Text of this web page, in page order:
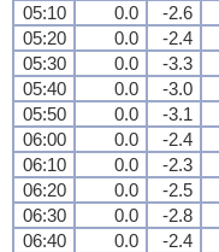
05:10
0.0 -2.6
05:20
0.0 -2.4
05:30
0.0 -3.3
05:40
0.0 -3.0
05:50
0.0 -3.1
06:00
0.0 -2.4
06:10
0.0 -2.3
06:20
0.0 -2.5
06:30
0.0 -2.8
06:40
0.0 -2.4